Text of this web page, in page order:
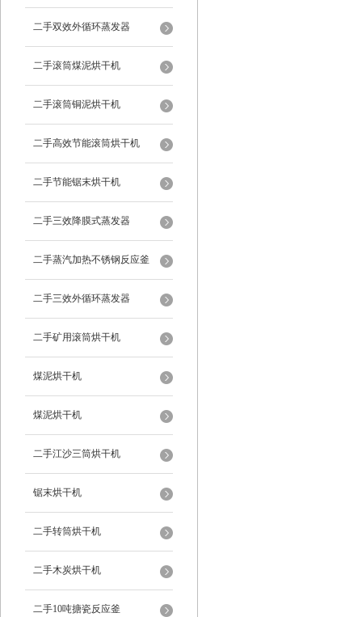
二手双效外循环蒸发器
二手滚筒煤泥烘干机
二手滚筒铜泥烘干机
二手高效节能滚筒烘干机
二手节能锯末烘干机
二手三效降膜式蒸发器
二手蒸汽加热不锈钢反应釜
二手三效外循环蒸发器
二手矿用滚筒烘干机
煤泥烘干机
煤泥烘干机
二手江沙三筒烘干机
锯末烘干机
二手转筒烘干机
二手木炭烘干机
二手10吨搪瓷反应釜